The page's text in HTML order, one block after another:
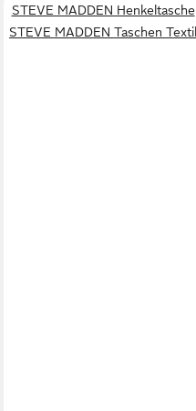
STEVE MADDEN Henkeltasche
STEVE MADDEN Taschen Textil